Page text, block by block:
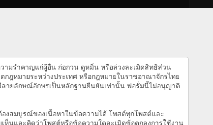
ามรำคาญแก่ผู้อื่น ก่อกวน ดูหมิ่น หรือล่วงละเมิดสิทธิส่วน
กฎหมายระหว่างประเทศ หรือกฎหมายในราชอาณาจักรไทย
ายลักษณ์อักษรเป็นหลักฐานยืนยันเท่านั้น ฟอรั่มนี้ไม่อนุญาติ
งสมบูรณ์ของเนื้อหาในข้อความได้ โพสต์ทุกโพสต์และ
ห็นและคิดว่าโพสต์หรือข้อความใดละเมิดข้อตกลงการใช้งาน